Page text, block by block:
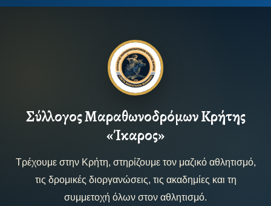
Σύλλογος Μαραθωνοδρόμων Κρήτης
«Ίκαρος»
Τρέχουμε στην Κρήτη, στηρίζουμε τον μαζικό αθλητισμό,
τις δρομικές διοργανώσεις, τις ακαδημίες και τη
συμμετοχή όλων στον αθλητισμό.